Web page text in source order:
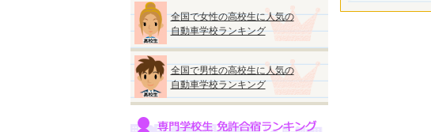
全国で女性の高校生に人気の
自動車学校ランキング
全国で男性の高校生に人気の
自動車学校ランキング